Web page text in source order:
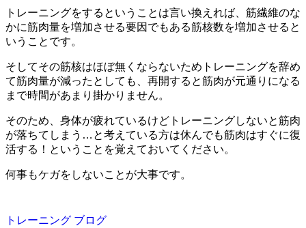
トレーニングをするということは言い換えれば、筋繊維のな
かに筋肉量を増加させる要因でもある筋核数を増加させると
いうことです。
そしてその筋核はほぼ無くならないためトレーニングを辞め
て筋肉量が減ったとしても、再開すると筋肉が元通りになる
まで時間があまり掛かりません。
そのため、身体が疲れているけどトレーニングしないと筋肉
が落ちてしまう…と考えている方は休んでも筋肉はすぐに復
活する！ということを覚えておいてください。
何事もケガをしないことが大事です。
トレーニング ブログ